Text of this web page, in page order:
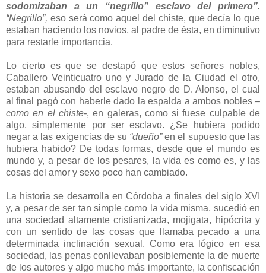
sodomizaban a un “negrillo” esclavo del primero”.
“Negrillo”, eso será como aquel del chiste, que decía lo que
estaban haciendo los novios, al padre de ésta, en diminutivo
para restarle importancia.
Lo cierto es que se destapó que estos señores nobles,
Caballero Veinticuatro uno y Jurado de la Ciudad el otro,
estaban abusando del esclavo negro de D. Alonso, el cual
al final pagó con haberle dado la espalda a ambos nobles –
como en el chiste-, en galeras, como si fuese culpable de
algo, simplemente por ser esclavo. ¿Se hubiera podido
negar a las exigencias de su “dueño”en el supuesto que las
hubiera habido? De todas formas, desde que el mundo es
mundo y, a pesar de los pesares, la vida es como es, y las
cosas del amor y sexo poco han cambiado.
La historia se desarrolla en Córdoba a finales del siglo XVI
y, a pesar de ser tan simple como la vida misma, sucedió en
una sociedad altamente cristianizada, mojigata, hipócrita y
con un sentido de las cosas que llamaba pecado a una
determinada inclinación sexual. Como era lógico en esa
sociedad, las penas conllevaban posiblemente la de muerte
de los autores y algo mucho más importante, la confiscación